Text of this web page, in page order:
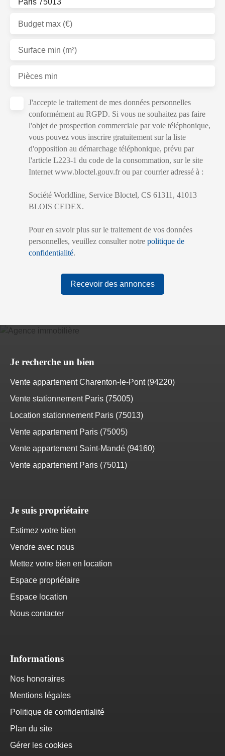
Budget max (€)
Surface min (m²)
Pièces min
J'accepte le traitement de mes données personnelles
conformément au RGPD. Si vous ne souhaitez pas faire
l'objet de prospection commerciale par voie téléphonique,
vous pouvez vous inscrire gratuitement sur la liste
d'opposition au démarchage téléphonique, prévu par
l'article L223-1 du code de la consommation, sur le site
Internet www.bloctel.gouv.fr ou par courrier adressé à :
Société Worldline, Service Bloctel, CS 61311, 41013
BLOIS CEDEX.
Pour en savoir plus sur le traitement de vos données
personnelles, veuillez consulter notre politique de
confidentialité.
Recevoir des annonces
Je recherche un bien
Vente appartement Charenton-le-Pont (94220)
Vente stationnement Paris (75005)
Location stationnement Paris (75013)
Vente appartement Paris (75005)
Vente appartement Saint-Mandé (94160)
Vente appartement Paris (75011)
Je suis propriétaire
Estimez votre bien
Vendre avec nous
Mettez votre bien en location
Espace propriétaire
Espace location
Nous contacter
Informations
Nos honoraires
Mentions légales
Politique de confidentialité
Plan du site
Gérer les cookies